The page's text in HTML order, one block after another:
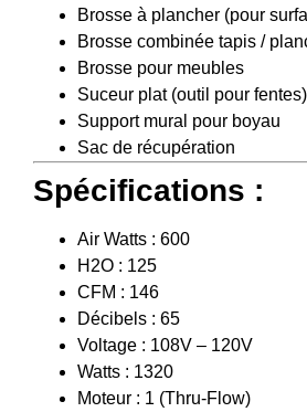
Brosse à plancher (pour
Brosse combinée tapis /
Brosse pour meubles
Suceur plat (outil pour fentes)
Support mural pour boyau
Sac de récupération
Spécifications :
Air Watts : 600
H2O : 125
CFM : 146
Décibels : 65
Voltage : 108V – 120V
Watts : 1320
Moteur : 1 (Thru-Flow)